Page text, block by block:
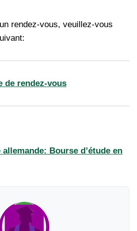
rendez-vous, veuillez-vous
de rendez-vous
allemande: Bourse d’étude en